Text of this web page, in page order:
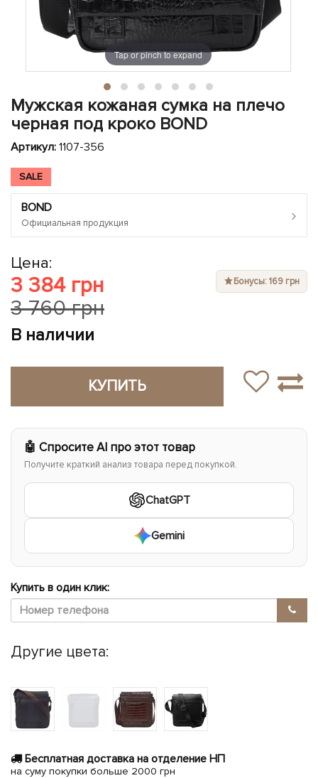
Показать все
Показать все
ЧЕХЛЫ ДЛЯ НОУТБУКОВ
Показать все
Tap or pinch to expand
Мужская кожаная сумка на плечо
черная под кроко BOND
Артикул: 1107-356
SALE
BOND
Официальная продукция ›
Цена:
3 384 грн
3 760 грн
Бонусы: 169 грн
В наличии
КУПИТЬ
🤖 Спросите AI про этот товар
Получите краткий анализ товара перед покупкой.
ChatGPT
Gemini
Купить в один клик:
Другие цвета:
Бесплатная доставка на отделение НП
на суму покупки больше 2000 грн